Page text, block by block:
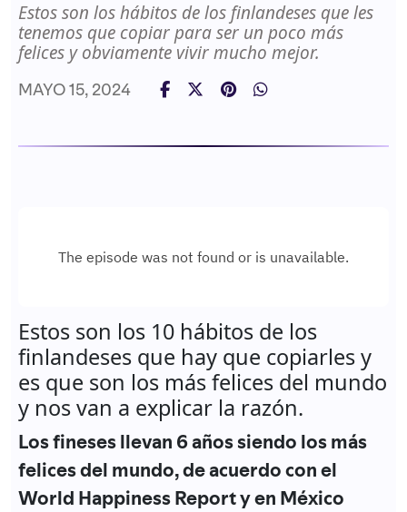
Estos son los hábitos de los finlandeses que les
tenemos que copiar para ser un poco más
felices y obviamente vivir mucho mejor.
MAYO 15, 2024
Estos son los 10 hábitos de los
finlandeses que hay que copiarles y
es que son los más felices del mundo
y nos van a explicar la razón.
Los fineses llevan 6 años siendo los más
felices del mundo, de acuerdo con el
World Happiness Report y en México